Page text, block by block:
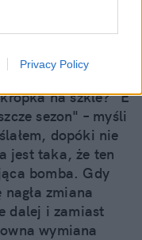
Privacy Policy
na szkle? "E
sezon" – myśli
dopóki nie
jest taka, że ten
bomba. Gdy
zmiana
dalej i zamiast
wymiana